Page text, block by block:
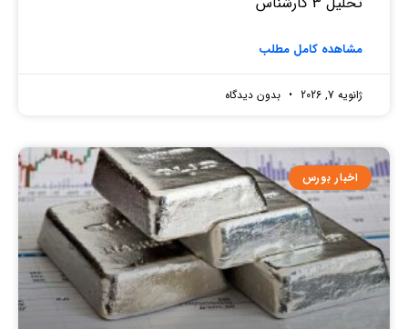
مشاهده کامل مطلب
ژانویه 7, 2026 بدون دیدگاه
اخبار بورس